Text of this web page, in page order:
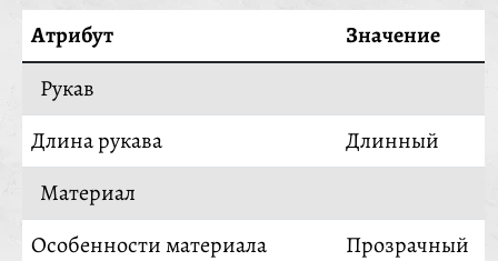
Атрибут
Значение
Рукав
Длина рукава
Длинный
Материал
Особенности материала
Прозрачный